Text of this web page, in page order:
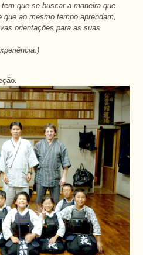
que se buscar a maneira que
ao mesmo tempo aprendam,
orientações para as suas